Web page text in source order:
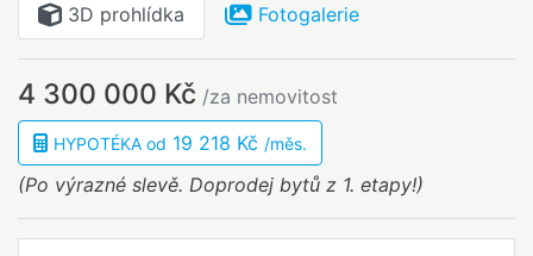
3D prohlídka Fotogalerie
4 300 000 Kč /za nemovitost
HYPOTÉKA od 19 218 Kč /měs.
(Po výrazné slevě. Doprodej bytů z 1. etapy!)